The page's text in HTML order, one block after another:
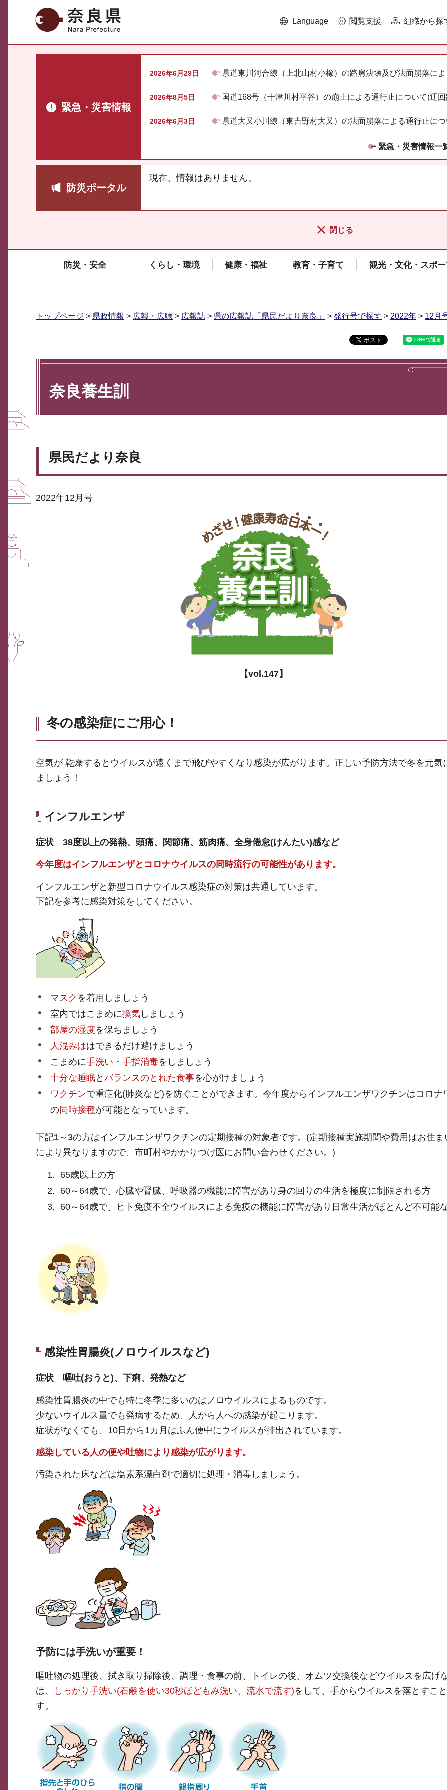
奈良県 Language 閲覧支援 組織から探
緊急・災害情報
2026年6月29日 県道東川河合線（上北山村小橡）の路肩決壊及び法面崩落に
2026年8月5日 国道168号（十津川村平谷）の崩土による通行止について(迂
2026年6月3日 県道大又小川線（東吉野村大又）の法面崩落による通行止につ
緊急・災害情報一
防災ポータル
現在、情報はありません。
閉じる
防災・安全 くらし・環境 健康・福祉 教育・子育て 観光・文化・スポー
トップページ > 県政情報 > 広報・広聴 > 広報誌 > 県の広報誌「県民だより奈良」 > 発行号で探す > 2022年 > 12月
奈良養生訓
県民だより奈良
2022年12月号
【vol.147】
冬の感染症にご用心！
空気が 乾燥するとウイルスが遠くまで飛びやすくなり感染が広がります。正しい予防方法で冬を元気
ましょう！
インフルエンザ
症状 38度以上の発熱、頭痛、関節痛、筋肉痛、全身倦怠(けんたい)感など
今年度はインフルエンザとコロナウイルスの同時流行の可能性があります。
インフルエンザと新型コロナウイルス感染症の対策は共通しています。
下記を参考に感染対策をしてください。
マスク を着用しましょう
室内ではこまめに換気しましょう
部屋の湿度を保ちましょう
人混みははできるだけ避けましょう
こまめに手洗い・手指消毒をしましょう
十分な睡眠と バランスのとれた食事を心がけましょう
ワクチンで重症化(肺炎など)を防ぐことができます。今年度からインフルエンザワクチンはコロナ
の同時接種が可能となっています。
下記1～ 3の方はインフルエンザワクチンの定期接種の対象者です。(定期接種実施期間や費用はお住ま
により異なりますので、市町村やかかりつけ医にお問い合わせください。)
65歳以上の方
60～64歳で、心臓や腎臓、呼吸器の機能に障害があり身の回りの生活を極度に制限される方
60～64歳で、ヒト免疫不全ウイルスによる免疫の機能に障害があり日常生活がほとんど不可能
感染性胃腸炎(ノロウイルスなど)
症状 嘔吐(おうと)、下痢、発熱など
感染性胃腸炎の中でも特に冬季に多いのはノロウイルスによるものです。
少ないウイルス量でも発病するため、人から人への感染が起こります。
症状がなくても、10日から1カ月はふん便中にウイルスが排出されています。
感染している人の便や吐物により感染が広がります。
汚染された床などは塩素系漂白剤で適切に処理・消毒しましょう。
予防には手洗いが重要！
嘔吐物の処理後、拭き取り掃除後、調理・食事の前、トイレの後、オムツ交換後などウイルスを広げ
は、
しっかり手洗い(石鹸を使い30秒ほどもみ洗い、流水で流す)をして、手からウイルスを落とすこ
す。